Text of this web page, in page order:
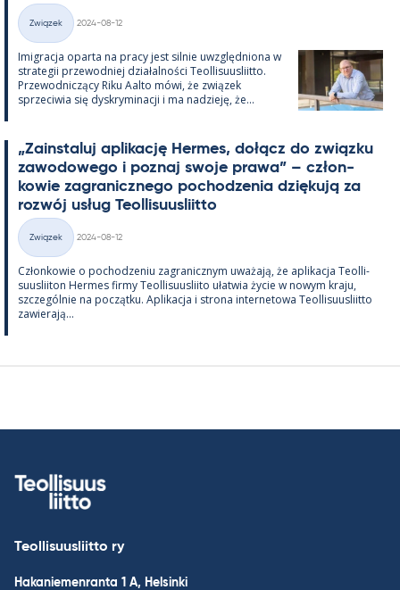
Kategorie
Związek
2024-08-12
Imi­gracja oparta na pracy jest sil­nie uwzględ­niona w
stra­te­gii przewod­niej działal­ności Teol­li­suus­liitto.
Przewod­niczący Riku Aalto mówi, że związek
sprzeciwia się dysk­ry­mi­nacji i ma nadzieję, że...
„Zains­ta­luj apli­kację Her­mes, dołącz do związku
zawo­dowego i poz­naj swoje prawa” – człon­
kowie za­gra­nicz­nego poc­hodze­nia dzię­kują za
rozwój usług Teol­li­suus­liitto
Kategorie
Związek
2024-08-12
Człon­kowie o poc­hodze­niu za­gra­nicz­nym uważają, że apli­kacja Teol­li­
suus­lii­ton Her­mes firmy Teol­li­suus­liito ułatwia życie w nowym kraju,
szczegól­nie na początku. Apli­kacja i strona in­ter­ne­towa Teol­li­suus­liitto
zawie­rają...
Teollisuusliitto ry
Hakaniemenranta 1 A, Helsinki